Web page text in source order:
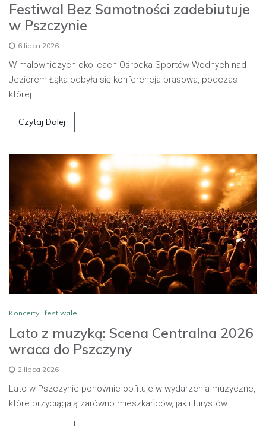
Festiwal Bez Samotności zadebiutuje
w Pszczynie
6 lipca 2026
W malowniczych okolicach Ośrodka Sportów Wodnych nad
Jeziorem Łąka odbyła się konferencja prasowa, podczas
której…
Czytaj Dalej
Koncerty i festiwale
Lato z muzyką: Scena Centralna 2026
wraca do Pszczyny
2 lipca 2026
Lato w Pszczynie ponownie obfituje w wydarzenia muzyczne,
które przyciągają zarówno mieszkańców, jak i turystów.…